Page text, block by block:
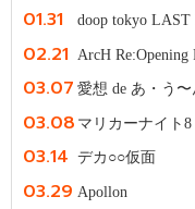
01.31 doop tokyo LAST
02.21 ArcH Re:Opening
03.07 愛想 de あ・う
03.08 マリカーナイト8
03.14 デカ○○仮面
03.29 Apollon